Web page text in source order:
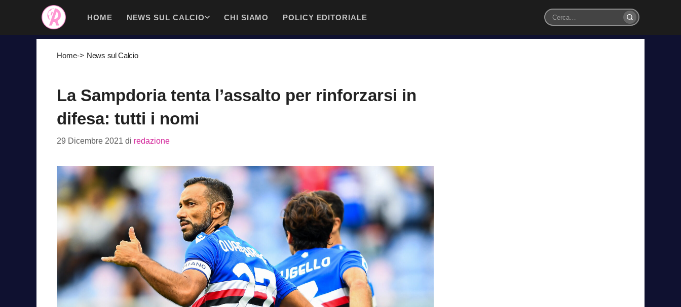
contenuto
HOME NEWS SUL CALCIO CHI SIAMO POLICY EDITORIALE
Cerca
Home-> News sul Calcio
La Sampdoria tenta l’assalto per rinforzarsi in
difesa: tutti i nomi
29 Dicembre 2021 di redazione